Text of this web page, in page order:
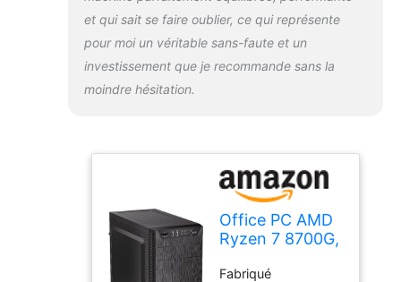
logiciels
publicitaires
gênants ou
bloatware pour
tels que HDMI, 8
ports USB, LAN
Gigabit et un
emplacement PCIe,
ce système offre
une connectivité et
une flexibilité
et qui sait se faire oublier, ce qui représente
pour moi un véritable sans-faute et un
investissement que je recommande sans la
moindre hésitation.
Office PC AMD
Ryzen 7 8700G,
SSD 1 To,
Fabriqué